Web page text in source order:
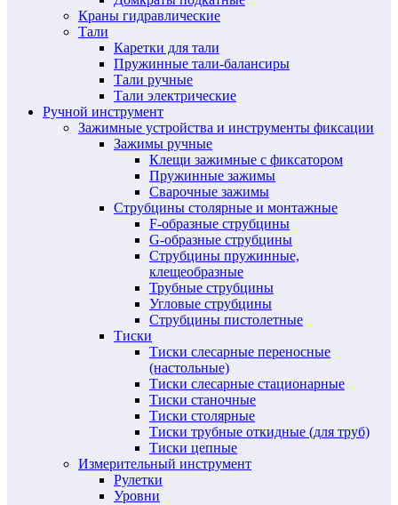
Краны гидравлические
Тали
Каретки для тали
Пружинные тали-балансиры
Тали ручные
Тали электрические
Ручной инструмент
Зажимные устройства и инструменты фиксации
Зажимы ручные
Клещи зажимные с фиксатором
Пружинные зажимы
Сварочные зажимы
Струбцины столярные и монтажные
F-образные струбцины
G-образные струбцины
Струбцины пружинные,
клещеобразные
Трубные струбцины
Угловые струбцины
Струбцины пистолетные
Тиски
Тиски слесарные переносные
(настольные)
Тиски слесарные стационарные
Тиски станочные
Тиски столярные
Тиски трубные откидные (для труб)
Тиски цепные
Измерительный инструмент
Рулетки
Уровни